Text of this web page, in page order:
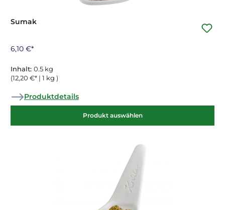
Sumak
6,10 €*
Inhalt: 0.5 kg
(12,20 €* | 1 kg )
Produktdetails
Produkt auswählen